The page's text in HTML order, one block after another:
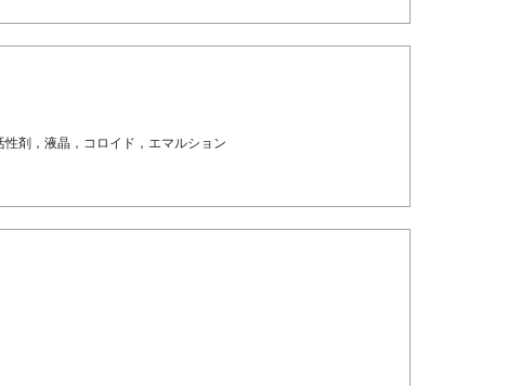
剤，液晶，コロイド，エマルション